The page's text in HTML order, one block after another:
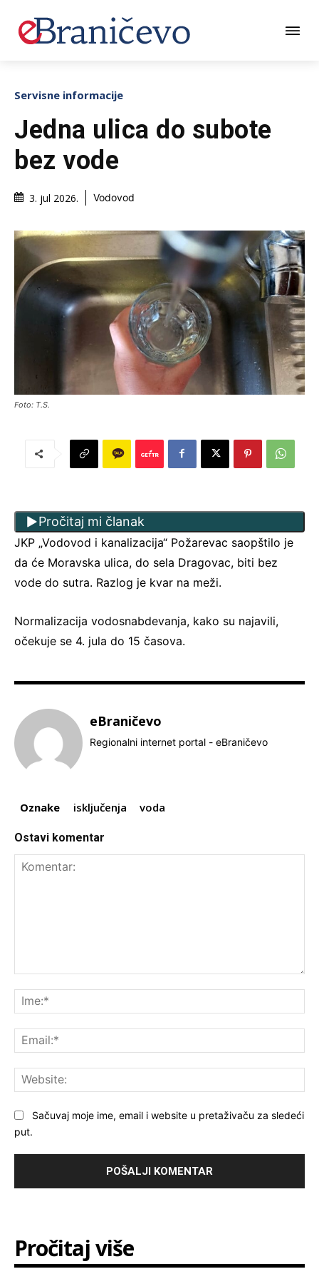
Servisne informacije
Jedna ulica do subote
bez vode
3. jul 2026. Vodovod
Foto: T.S.
Pročitaj mi članak
JKP „Vodovod i kanalizacija“ Požarevac saopštilo je
da će Moravska ulica, do sela Dragovac, biti bez
vode do sutra. Razlog je kvar na meži.
Normalizacija vodosnabdevanja, kako su najavili,
očekuje se 4. jula do 15 časova.
eBraničevo
Regionalni internet portal - eBraničevo
Oznake isključenja voda
Ostavi komentar
Sačuvaj moje ime, email i website u pretaživaču za sledeći
put.
Pročitaj više